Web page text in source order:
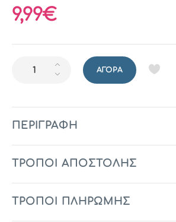
9,99€
ΑΓΟΡΆ
ΠΕΡΙΓΡΑΦΉ
ΤΡΟΠΟΙ ΑΠΟΣΤΟΛΗΣ
ΤΡΟΠΟΙ ΠΛΗΡΩΜΗΣ